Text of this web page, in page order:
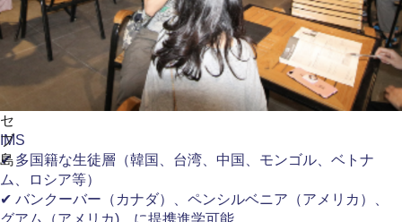
セ
ブ
島
IMS
✔ 多国籍な生徒層（韓国、台湾、中国、モンゴル、ベトナ
ム、ロシア等）
✔ バンクーバー（カナダ）、ペンシルベニア（アメリカ）、